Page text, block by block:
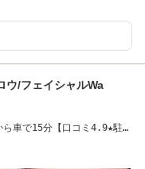
/フェイシャルWa
車で15分【口コミ4.9★駐車